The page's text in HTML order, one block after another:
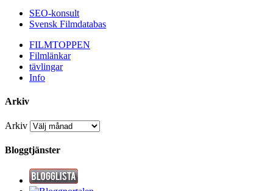
SEO-konsult
Svensk Filmdatabas
FILMTOPPEN
Filmlänkar
tävlingar
Info
Arkiv
Arkiv
Bloggtjänster